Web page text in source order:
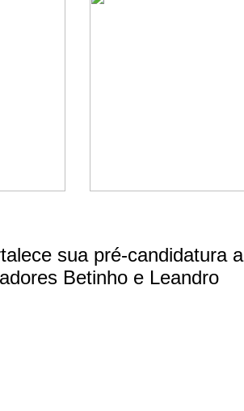
sua pré-candidatura a
Betinho e Leandro